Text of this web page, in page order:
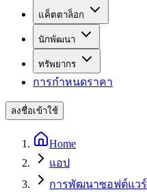
แค็ตตาล็อก
นักพัฒนา
ทรัพยากร
การกำหนดราคา
ลงชื่อเข้าใช้
Home
แอป
การพัฒนาซอฟต์แวร์